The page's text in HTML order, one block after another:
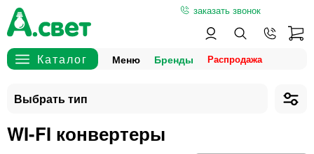
заказать звонок
Меню Бренды
WI-FI конвертеры